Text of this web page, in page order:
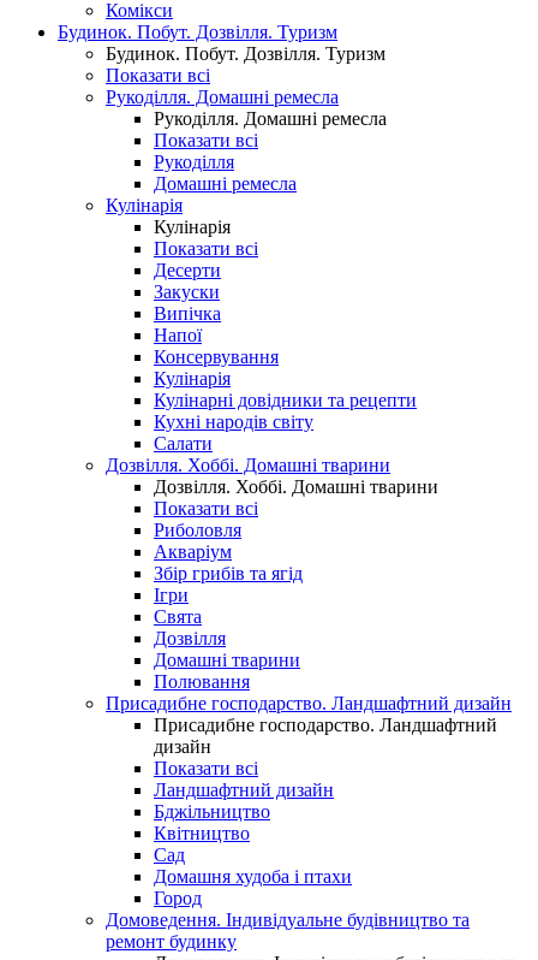
Комікси
Будинок. Побут. Дозвілля. Туризм
Будинок. Побут. Дозвілля. Туризм
Показати всі
Рукоділля. Домашні ремесла
Рукоділля. Домашні ремесла
Показати всі
Рукоділля
Домашні ремесла
Кулінарія
Кулінарія
Показати всі
Десерти
Закуски
Випічка
Напої
Консервування
Кулінарія
Кулінарні довідники та рецепти
Кухні народів світу
Салати
Дозвілля. Хоббі. Домашні тварини
Дозвілля. Хоббі. Домашні тварини
Показати всі
Риболовля
Акваріум
Збір грибів та ягід
Ігри
Свята
Дозвілля
Домашні тварини
Полювання
Присадибне господарство. Ландшафтний дизайн
Присадибне господарство. Ландшафтний
дизайн
Показати всі
Ландшафтний дизайн
Бджільництво
Квітництво
Сад
Домашня худоба і птахи
Город
Домоведення. Індивідуальне будівництво та
ремонт будинку